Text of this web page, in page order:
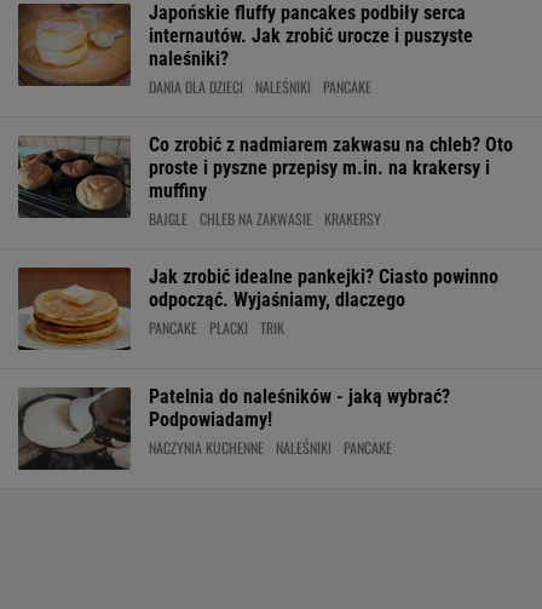
Japońskie fluffy pancakes podbiły serca
internautów. Jak zrobić urocze i puszyste
naleśniki?
DANIA DLA DZIECI NALEŚNIKI PANCAKE
Co zrobić z nadmiarem zakwasu na chleb? Oto
proste i pyszne przepisy m.in. na krakersy i
muffiny
BAJGLE CHLEB NA ZAKWASIE KRAKERSY
Jak zrobić idealne pankejki? Ciasto powinno
odpocząć. Wyjaśniamy, dlaczego
PANCAKE PLACKI TRIK
Patelnia do naleśników - jaką wybrać?
Podpowiadamy!
NACZYNIA KUCHENNE NALEŚNIKI PANCAKE